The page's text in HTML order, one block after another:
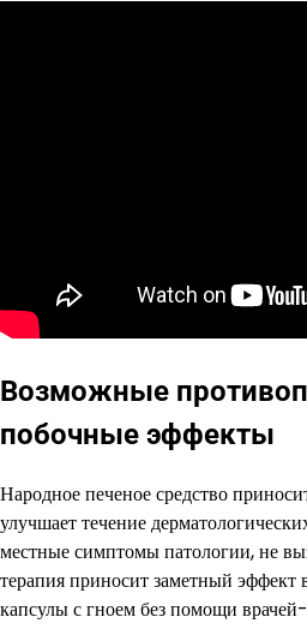
Возможные
побочные эффекты
Народное печеное средство
улучшает течение
местные симптомы патологии, не
терапия приносит заметный
капсулы с гноем без помощи